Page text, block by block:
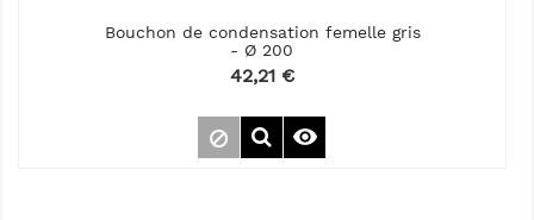
Bouchon de condensation femelle gris
- Ø 200
Prix
42,21 €
